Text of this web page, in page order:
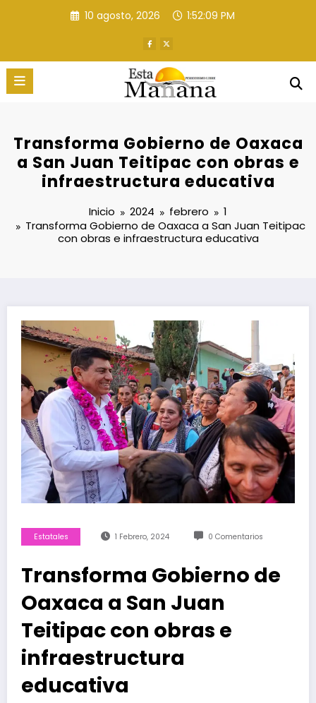
10 agosto, 2026 1:52:10 PM
Transforma Gobierno de Oaxaca
a San Juan Teitipac con obras e
infraestructura educativa
Inicio 2024 febrero
1
Transforma Gobierno de Oaxaca a San Juan Teitipac
con obras e infraestructura educativa
Estatales 1 Febrero, 2024 0 Comentarios
Transforma Gobierno de
Oaxaca a San Juan
Teitipac con obras e
infraestructura
educativa